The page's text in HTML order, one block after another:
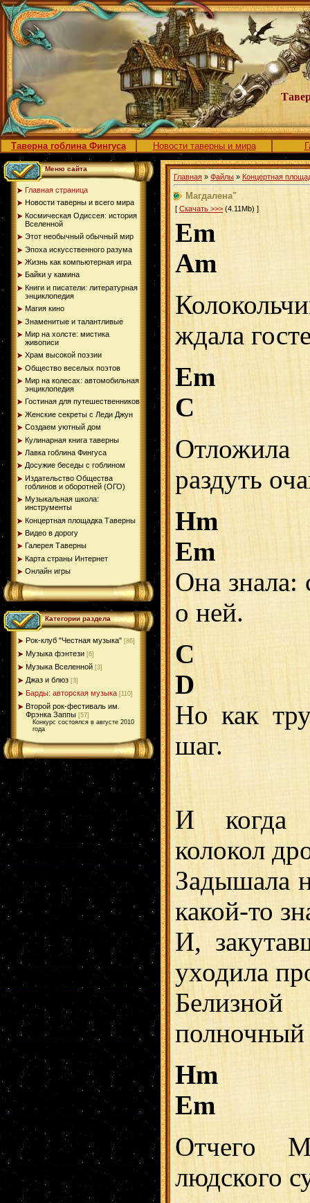
Таверна гоблина Фингуса Новости таверны и мира
Меню сайта
Главная страница
Новости таверны и всего мира
Космическая Одиссея: история
Вселенной
Этот необычный обычный мир
Эпоха искусственного разума
Жизнь как компьютерная игра
Байки у камина
Книги и писатели: литературная
энциклопедия
Магия кино
Знаменитые и талантливые
Мир на холсте: мистика
живописи
Храм высокой поэзии
Общество веселых поэтов
Мир на колесах: автомобильная
энциклопедия
Гостиная для путешественников
Женские секреты с Леди Джун
Создаем уютный дом
Кулинарная книга таверны
Лавка гоблина Фингуса
Досужие беседы с гоблином
Издательство Общества
гоблинов и оборотней (ОГО)
Музыкальная школа:
инструменты
Концертная площадка Таверны
Видео в дорогу
Галерея Таверны
Карта страны Интернет
Онлайн игры
Категории раздела
Рок-клуб "Честная музыка" [86]
Музыка фэнтези [6]
Музыка Вселенной [3]
Джаз и блюз [3]
Барды: авторская музыка [110]
Второй рок-фестиваль им.
Фрэнка Заппы [57]
Конкурс состоялся в августе 2010
года
Главная » Файлы » Концертная
Магдалена"
[ Скачать >>> (4.11Mb) ]
Em
Am
ждала
Em
C
раздуть
Hm
Em
Она знала:
о ней.
C
D
Но как
шаг.
И когда
колокол
Задышала
какой-то
И,
уходила
Hm
Em
Отчего
людского